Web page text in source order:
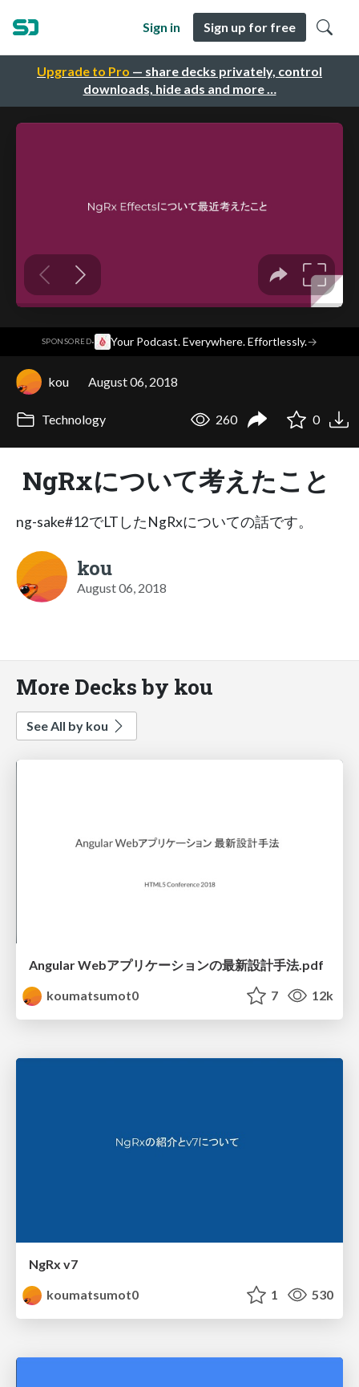
Upgrade to Pro — share decks privately, control
downloads, hide ads and more …
Sign in Sign up for free
SPONSORED· Your Podcast. Everywhere. Effortlessly.→
kou August 06, 2018
Technology 260 0
NgRxについて考えたこと
ng-sake#12でLTしたNgRxについての話です。
kou
August 06, 2018
More Decks by kou
See All by kou
Angular Webアプリケーションの最新設計手法.pdf
koumatsumot0
7 12k
NgRx v7
koumatsumot0
1 530